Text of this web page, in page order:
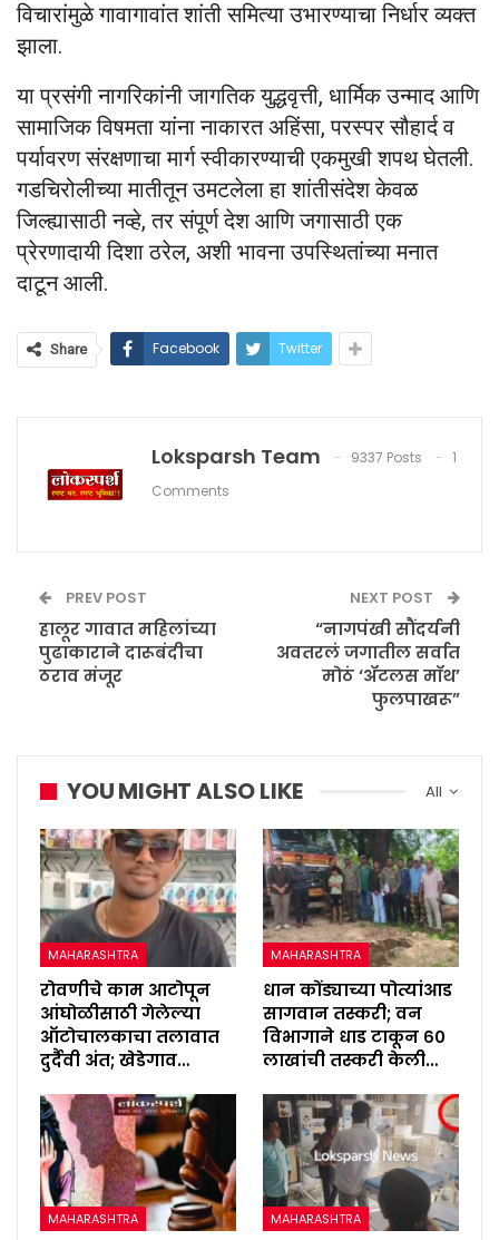
विचारांमुळे गावागावांत शांती समित्या उभारण्याचा निर्धार व्यक्त
झाला.
या प्रसंगी नागरिकांनी जागतिक युद्धवृत्ती, धार्मिक उन्माद आणि
सामाजिक विषमता यांना नाकारत अहिंसा, परस्पर सौहार्द व
पर्यावरण संरक्षणाचा मार्ग स्वीकारण्याची एकमुखी शपथ घेतली.
गडचिरोलीच्या मातीतून उमटलेला हा शांतीसंदेश केवळ
जिल्ह्यासाठी नव्हे, तर संपूर्ण देश आणि जगासाठी एक
प्रेरणादायी दिशा ठरेल, अशी भावना उपस्थितांच्या मनात
दाटून आली.
Share Facebook Twitter
Loksparsh Team 9337 Posts
1
Comments
PREV POST
हालूर गावात महिलांच्या
पुढाकाराने दारूबंदीचा
ठराव मंजूर
NEXT POST
“नागपंखी सौंदर्यनी
अवतरलं जगातील सर्वात
मोठं ‘ॲटलस मॉथ’
फुलपाखरू”
All
YOU MIGHT ALSO LIKE
MAHARASHTRA
रोवणीचे काम आटोपून
आंघोळीसाठी गेलेल्या
ऑटोचालकाचा तलावात
दुर्दैवी अंत; खेडेगाव…
MAHARASHTRA
धान कोंड्याच्या पोत्यांआड
सागवान तस्करी; वन
विभागाने धाड टाकून ६०
लाखांची तस्करी केली…
MAHARASHTRA MAHARASHTRA